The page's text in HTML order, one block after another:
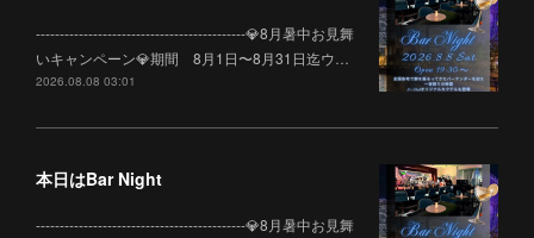
--------------------------------------------💎8月暑中お見舞
いキャンペーン💎期間 8月1日〜8月31日迄ウ…
2026.08.08 03:01
本日はBar Night
--------------------------------------------💎8月暑中お見舞